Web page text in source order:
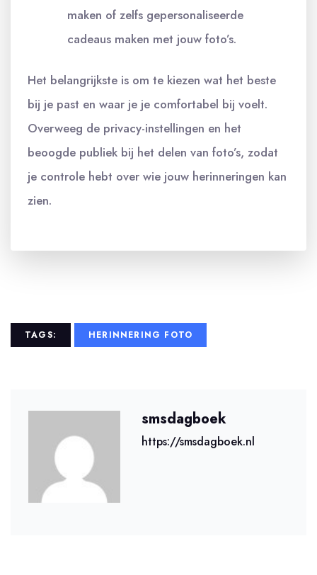
maken of zelfs gepersonaliseerde
cadeaus maken met jouw foto’s.
Het belangrijkste is om te kiezen wat het beste
bij je past en waar je je comfortabel bij voelt.
Overweeg de privacy-instellingen en het
beoogde publiek bij het delen van foto’s, zodat
je controle hebt over wie jouw herinneringen kan
zien.
TAGS: HERINNERING FOTO
smsdagboek
https://smsdagboek.nl